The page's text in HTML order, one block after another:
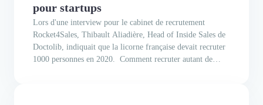
pour startups
Lors d'une interview pour le cabinet de recrutement
Rocket4Sales, Thibault Aliadière, Head of Inside Sales de
Doctolib, indiquait que la licorne française devait recruter
1000 personnes en 2020. Comment recruter autant de